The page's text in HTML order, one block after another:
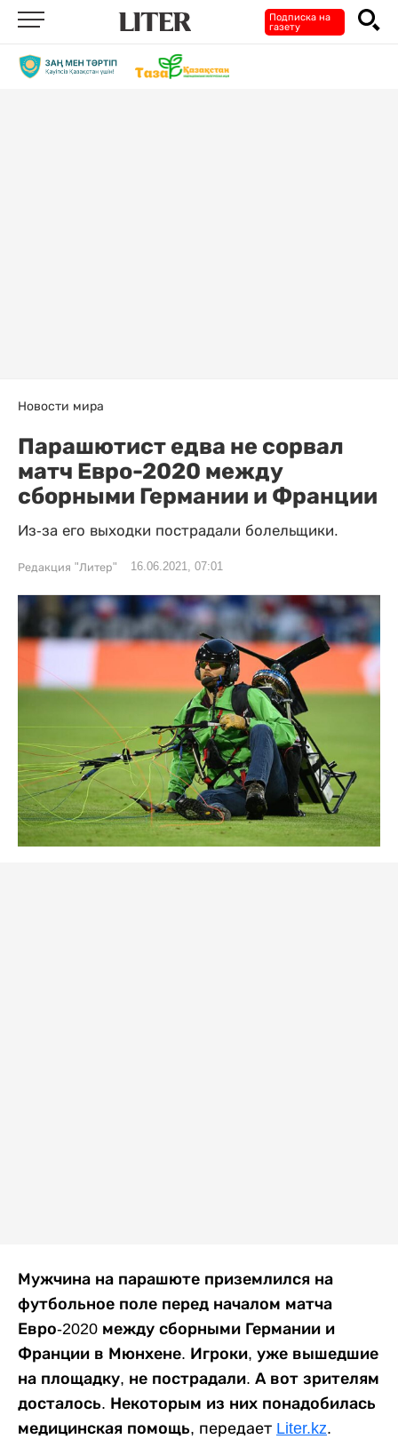
Подписка на
газету
Новости мира
Парашютист едва не сорвал
матч Евро-2020 между
сборными Германии и Франции
Из-за его выходки пострадали болельщики.
Редакция "Литер" 16.06.2021, 07:01
Мужчина на парашюте приземлился на
футбольное поле перед началом матча
Евро-2020 между сборными Германии и
Франции в Мюнхене. Игроки, уже вышедшие
на площадку, не пострадали. А вот зрителям
досталось. Некоторым из них понадобилась
медицинская помощь, передает Liter.kz.